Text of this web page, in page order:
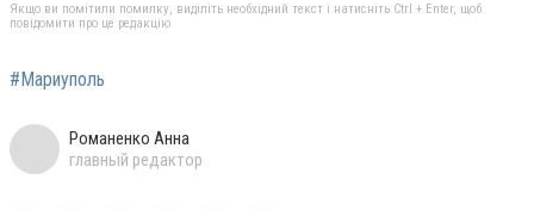
Якщо ви помітили помилку, виділіть необхідний текст і натисніть Ctrl + Enter, щоб
повідомити про це редакцію
#Мариуполь
Романенко Анна
главный редактор